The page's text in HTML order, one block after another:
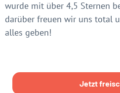
wurde mit über 4,5 Sternen
darüber freuen wir uns total
alles geben!
Jetzt